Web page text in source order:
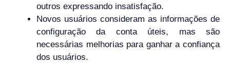
outros expressando insatisfação.
Novos usuários consideram as informações de
configuração da conta úteis, mas são
necessárias melhorias para ganhar a confiança
dos usuários.